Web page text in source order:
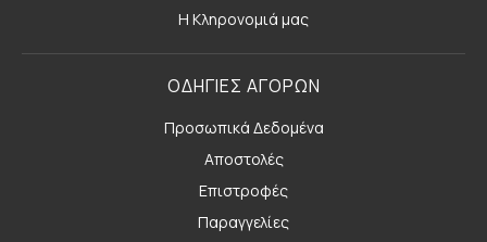
Η Κληρονομιά μας
ΟΔΗΓΙΕΣ ΑΓΟΡΩΝ
Προσωπικά Δεδομένα
Αποστολές
Επιστροφές
Παραγγελίες